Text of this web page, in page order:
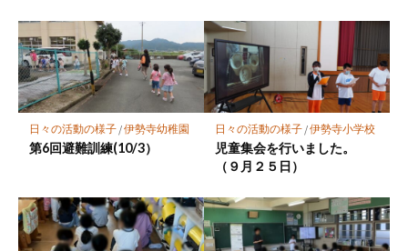
日々の活動の様子/伊勢寺幼稚園
第6回避難訓練(10/3）
日々の活動の様子/伊勢寺小学校
児童集会を行いました。
（９月２５日）